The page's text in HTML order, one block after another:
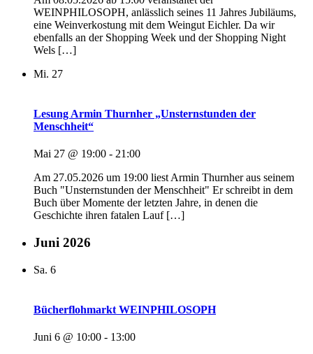
WEINPHILOSOPH, anlässlich seines 11 Jahres Jubiläums,
eine Weinverkostung mit dem Weingut Eichler. Da wir
ebenfalls an der Shopping Week und der Shopping Night
Wels […]
Mi. 27
Lesung Armin Thurnher „Unsternstunden der
Menschheit“
Mai 27 @ 19:00 - 21:00
Am 27.05.2026 um 19:00 liest Armin Thurnher aus seinem
Buch "Unsternstunden der Menschheit" Er schreibt in dem
Buch über Momente der letzten Jahre, in denen die
Geschichte ihren fatalen Lauf […]
Juni 2026
Sa. 6
Bücherflohmarkt WEINPHILOSOPH
Juni 6 @ 10:00 - 13:00